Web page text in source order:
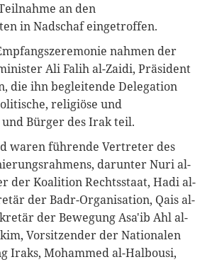
an den
in Nadschaf eingetroffen.
nahmen der
Ali Falih al-Zaidi, Präsident
die ihn begleitende Delegation
religiöse und
Bürger des Irak teil.
waren führende Vertreter des
darunter Nuri al-
der Koalition Rechtsstaat, Hadi al-
der Badr-Organisation, Qais al-
der Bewegung Asa'ib Ahl al-
Vorsitzender der Nationalen
Iraks, Mohammed al-Halbousi,